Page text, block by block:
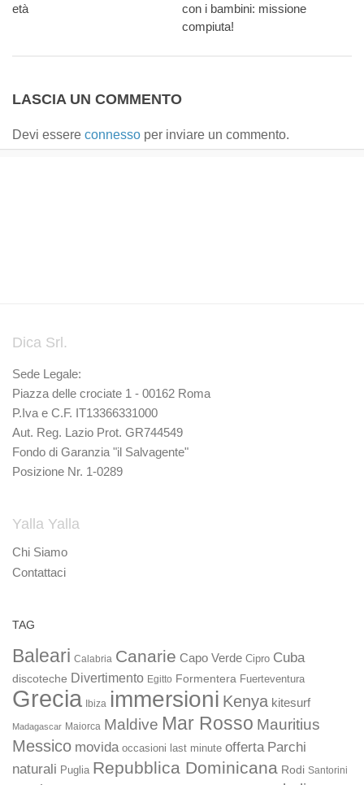
età
con i bambini: missione
compiuta!
LASCIA UN COMMENTO
Devi essere connesso per inviare un commento.
Dica Srl.
Sede Legale:
Piazza delle crociate 1 - 00162 Roma
P.Iva e C.F. IT13366331000
Aut. Reg. Lazio Prot. GR744549
Fondo di Garanzia "il Salvagente"
Posizione Nr. 1-0289
Yalla Yalla
Chi Siamo
Contattaci
TAG
Baleari Calabria Canarie Capo Verde Cipro Cuba
discoteche Divertimento Egitto Formentera Fuerteventura
Grecia Ibiza immersioni Kenya kitesurf
Madagascar Maiorca Maldive Mar Rosso Mauritius
Messico movida occasioni last minute offerta Parchi
naturali Puglia Repubblica Dominicana Rodi Santorini